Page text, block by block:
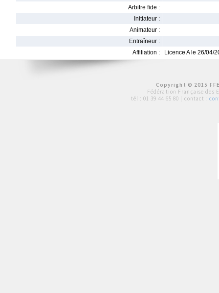
Arbitre fide :
Initiateur :
Animateur :
Entraîneur :
Affiliation :
Licence A le 26/04/
Copyright © 2015
Fédération Française des
tél : 01 39 44 65 80 | contact :